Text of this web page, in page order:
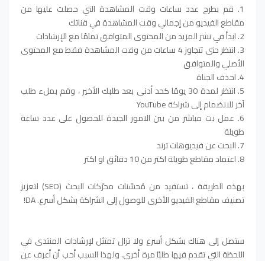
1. قم بطرح عدد ساعات وقت المشاهدة التي حصلت عليها من
مقاطع الفيديو من إجمالي وقت المشاهدة في قناتك
2. ابدأ في نشر المزيد من المحتوى المتوافق تمامًا مع الإرشادات
3. انتظر حتى تتجاوز 4 ساعات من وقت المشاهدة فقط مع المحتوى
الأصلي والمتوافق
4. احذف الجناة
5. انتظر لمدة 30 يومًا كحد أدنى بعد طلبك الأخير ، وقم بملء طلب
آخر للانضمام إلى شراكة YouTube
6. عمل بت مباشر من بين الامور الجيدة للحصول على عدد ساعة
طويلة
7. البحت عن فيديوهات ترند
8. اعتماد مقاطع طويلة اكتر من 10 دقائق او اكتر
بهذه الطريقة ، تستفيد من مُحسّنات محرّكات البحث (SEO) لتعزيز
تصنيف مقاطع الفيديو الأخرى للوصول إلى الشراكة بشكل أسرع. DA!
ستصل إلى هناك بشكل أسرع ولا تزال تمتثل لإرشادات المنتدى في
اللحظة التي تقدم فيها طلبًا مرة أخرى. ولهذا السبب أحب أن أعرف عن